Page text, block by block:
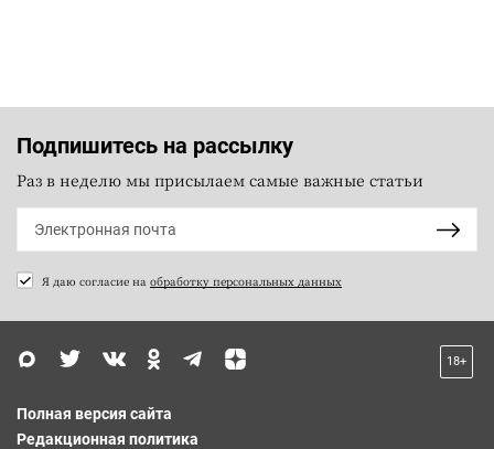
Подпишитесь на рассылку
Раз в неделю мы присылаем самые важные статьи
Я даю согласие на обработку персональных данных
18+
Полная версия сайта
Редакционная политика